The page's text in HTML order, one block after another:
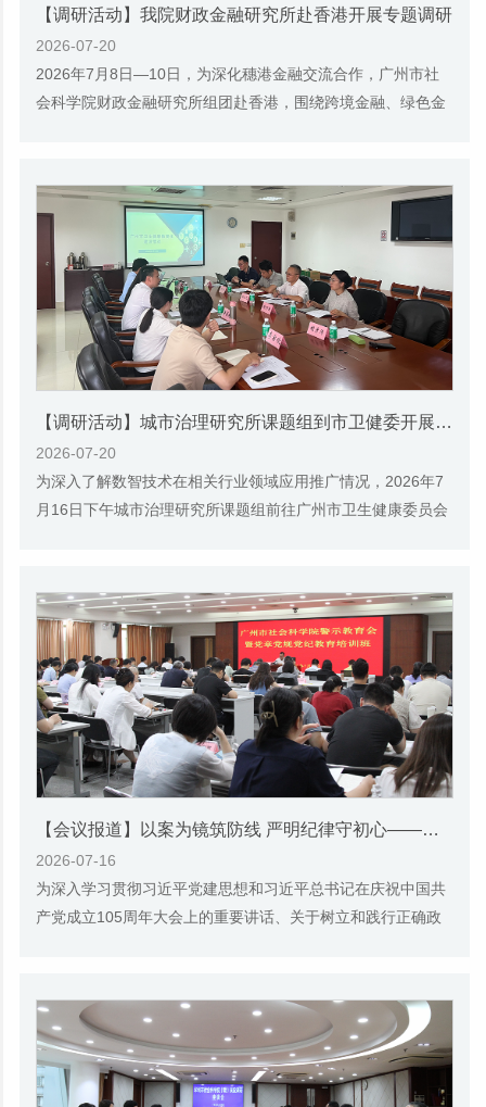
【调研活动】我院财政金融研究所赴香港开展专题调研
2026-07-20
2026年7月8日—10日，为深化穗港金融交流合作，广州市社
会科学院财政金融研究所组团赴香港，围绕跨境金融、绿色金
【调研活动】城市治理研究所课题组到市卫健委开展专题调研
2026-07-20
为深入了解数智技术在相关行业领域应用推广情况，2026年7
月16日下午城市治理研究所课题组前往广州市卫生健康委员会
【会议报道】以案为镜筑防线 严明纪律守初心——广州市社会科学院举办警示教育会暨党章党规党纪培训班
2026-07-16
为深入学习贯彻习近平党建思想和习近平总书记在庆祝中国共
产党成立105周年大会上的重要讲话、关于树立和践行正确政